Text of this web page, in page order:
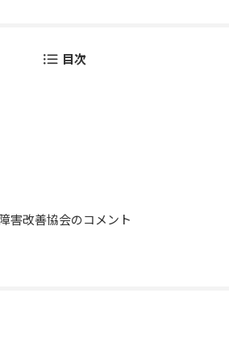
目次
害改善協会のコメント